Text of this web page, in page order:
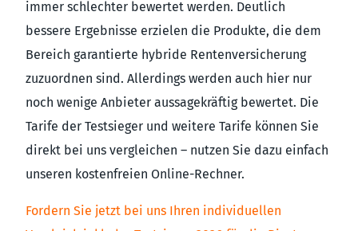
immer schlechter bewertet werden. Deutlich
bessere Ergebnisse erzielen die Produkte, die dem
Bereich garantierte hybride Rentenversicherung
zuzuordnen sind. Allerdings werden auch hier nur
noch wenige Anbieter aussagekräftig bewertet. Die
Tarife der Testsieger und weitere Tarife können Sie
direkt bei uns vergleichen – nutzen Sie dazu einfach
unseren kostenfreien Online-Rechner.
Fordern Sie jetzt bei uns Ihren individuellen